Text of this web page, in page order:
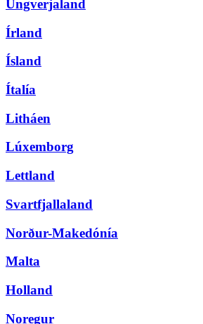
Ungverjaland
Írland
Ísland
Ítalía
Litháen
Lúxemborg
Lettland
Svartfjallaland
Norður-Makedónía
Malta
Holland
Noregur